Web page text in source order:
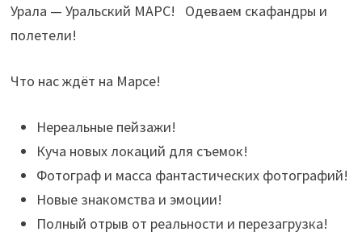
Урала — Уральский МАРС! Одеваем скафандры и
полетели!
Что нас ждёт на Марсе!
Нереальные пейзажи!
Куча новых локаций для съемок!
Фотограф и масса фантастических фотографий!
Новые знакомства и эмоции!
Полный отрыв от реальности и перезагрузка!